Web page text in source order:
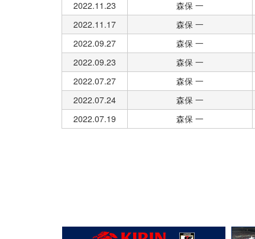
2022.11.23
森保 一
2022.11.17
森保 一
2022.09.27
森保 一
2022.09.23
森保 一
2022.07.27
森保 一
2022.07.24
森保 一
2022.07.19
森保 一